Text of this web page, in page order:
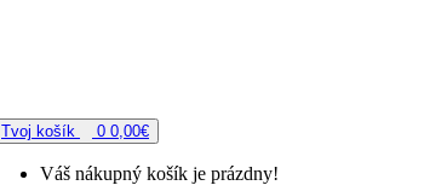
Tvoj košík 0 0,00€
Váš nákupný košík je prázdny!